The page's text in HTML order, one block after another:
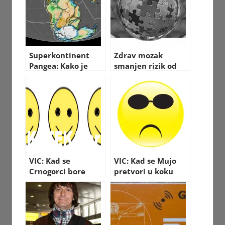
Superkontinent
Pangea: Kako je
nekada
Zdrav mozak
smanjen rizik od
saveta
VIC: Kad se
Crnogorci bore
protiv švaba…
VIC: Kad se Mujo
pretvori u koku